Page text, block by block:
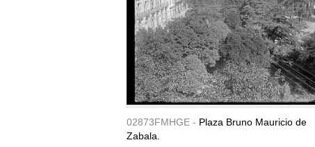
02873FMHGE - Plaza Bruno Mauricio de
Zabala.